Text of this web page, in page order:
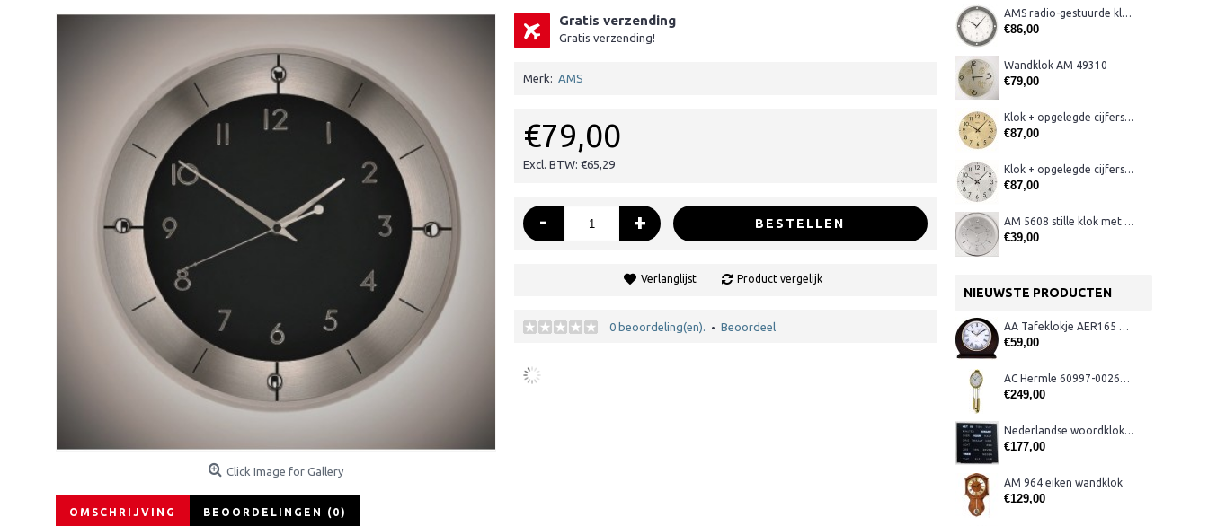
AMS radio-gestuurde klok AM 45566
€86,00
Wandklok AM 49310
€79,00
Klok + opgelegde cijfers AM 45974, matmessing
€87,00
Klok + opgelegde cijfers AM 45973, matchroom
€87,00
AM 5608 stille klok met verlichting
€39,00
NIEUWSTE PRODUCTEN
AA Tafeklokje AER165 noten
€59,00
AC Hermle 60997-00261 wandklok
€249,00
Nederlandse woordklok zwart AMS 1265
€177,00
AM 964 eiken wandklok
€129,00
Click Image for Gallery
Gratis verzending
Gratis verzending!
Merk: AMS
€79,00
Excl. BTW: €65,29
- + BESTELLEN
Verlanglijst Product vergelijk
0 beoordeling(en). • Beoordeel
OMSCHRIJVING BEOORDELINGEN (0)